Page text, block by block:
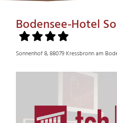
Bodensee-Hotel
Sonnenhof 8, 88079 Kressbronn am